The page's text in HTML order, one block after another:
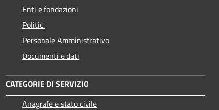
Enti e fondazioni
Politici
Personale Amministrativo
Documenti e dati
CATEGORIE DI SERVIZIO
Anagrafe e stato civile